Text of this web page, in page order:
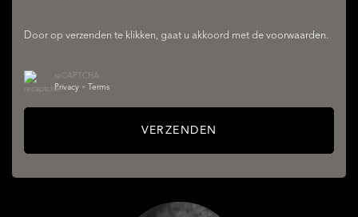
Door op verzenden te klikken, gaat u akkoord met de voorwaarden.
reCAPTCHA
Privacy • Terms
VERZENDEN